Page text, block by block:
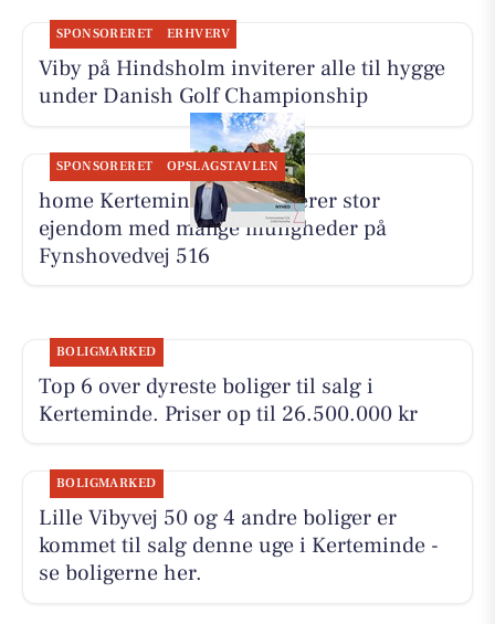
SPONSORERET ERHVERV
Viby på Hindsholm inviterer alle til hygge
under Danish Golf Championship
SPONSORERET OPSLAGSTAVLEN
home Kerteminde præsenterer stor
ejendom med mange muligheder på
Fynshovedvej 516
BOLIGMARKED
Top 6 over dyreste boliger til salg i
Kerteminde. Priser op til 26.500.000 kr
BOLIGMARKED
Lille Vibyvej 50 og 4 andre boliger er
kommet til salg denne uge i Kerteminde -
se boligerne her.